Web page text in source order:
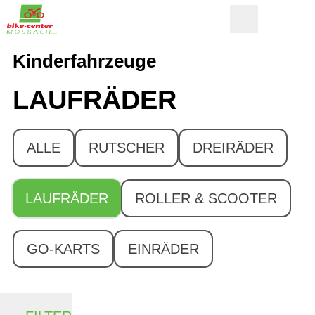
Kinderfahrzeuge
LAUFRÄDER
ALLE RUTSCHER DREIRÄDER
LAUFRÄDER ROLLER & SCOOTER
GO-KARTS EINRÄDER